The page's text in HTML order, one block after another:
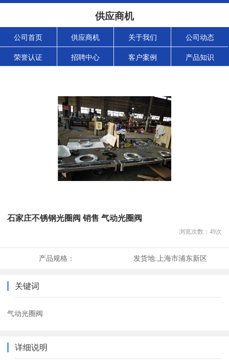
供应商机
公司首页 供应商机 关于我们 公司动态
荣誉认证 招聘中心 客户案例 产品知识
石家庄不锈钢光圈阀 销售 气动光圈阀
浏览次数： 49次
产品规格： 发货地: 上海市浦东新区
关键词
气动光圈阀
详细说明